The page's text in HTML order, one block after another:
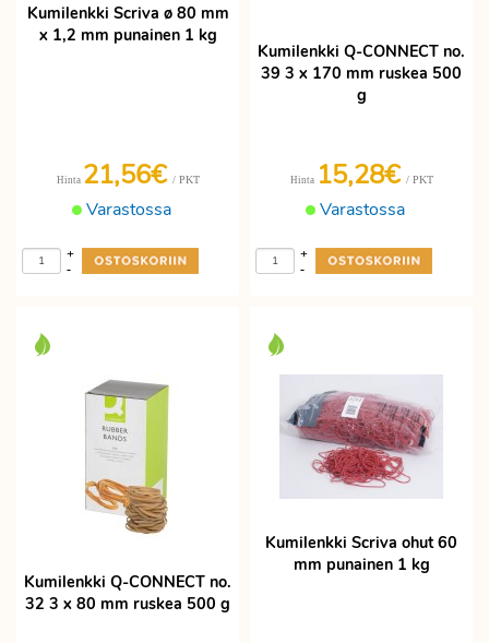
Kumilenkki Scriva ø 80 mm
x 1,2 mm punainen 1 kg
Varastossa
Hinta 21,56€ / PKT
-
+
Kumilenkki Q-CONNECT no.
39 3 x 170 mm ruskea 500
g
Varastossa
Hinta 15,28€ / PKT
-
+
Kumilenkki Q-CONNECT no.
32 3 x 80 mm ruskea 500 g
Kumilenkki Scriva ohut 60
mm punainen 1 kg